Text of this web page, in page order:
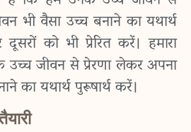
भी वैसा उच्च बनाने का यथार्थ
को भी प्रेरित करें। हमारा
जीवन से प्रेरणा लेकर अपना
का यथार्थ पुरूषार्थ करें।